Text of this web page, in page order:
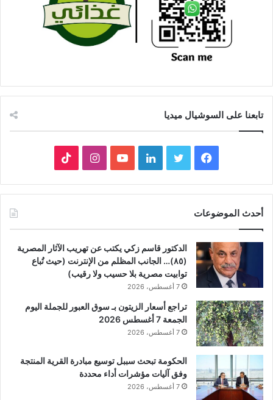
تابعنا على السوشيال ميديا
فيسبوك تويتر لينكدإنيوتيوبانستقرام
أحدث الموضوعات
الدكتور قاسم زكي يكتب عن تهريب الآثار المصرية
(٨٥)… الجانب المظلم من الإنترنت (حيث تُباع
توابيت مصرية بلا حسيب ولا رقيب)
7 أغسطس، 2026
تراجع أسعار الزيتون بـ سوق العبور للجملة اليوم
الجمعة 7 أغسطس 2026
7 أغسطس، 2026
الحكومة تبحث سببل توسيع مبادرة القرية المنتجة
وفق آليات مؤشرات أداء محددة
7 أغسطس، 2026